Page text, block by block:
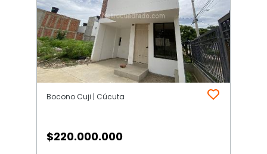
Bocono Cuji | Cúcuta
$220.000.000